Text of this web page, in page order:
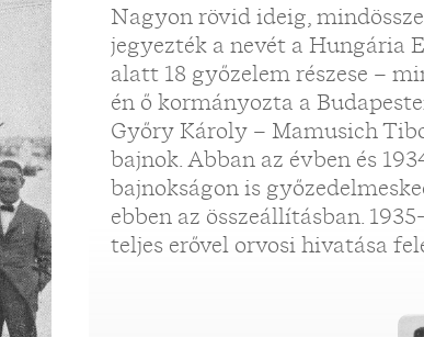
Nagyon rövid ideig,
jegyezték a nevét a Hungária
alatt 18 győzelem részese –
én ő kormányozta a
Győry Károly – Mamusich
bajnok. Abban az évben és
bajnokságon is
ebben az összeállításban.
teljes erővel orvosi hivatása